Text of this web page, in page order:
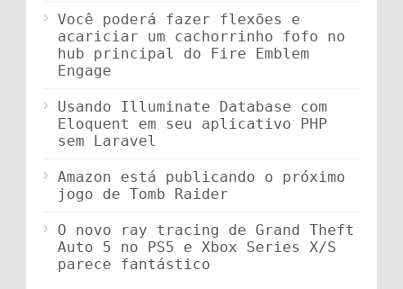
Você poderá fazer flexões e
acariciar um cachorrinho fofo no
hub principal do Fire Emblem
Engage
Usando Illuminate Database com
Eloquent em seu aplicativo PHP
sem Laravel
Amazon está publicando o próximo
jogo de Tomb Raider
O novo ray tracing de Grand Theft
Auto 5 no PS5 e Xbox Series X/S
parece fantástico